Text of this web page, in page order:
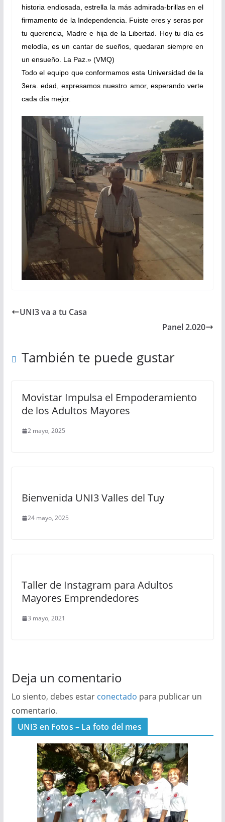
historia endiosada, estrella la más admirada-brillas en el
firmamento de la Independencia. Fuiste eres y seras por
tu querencia, Madre e hija de la Libertad. Hoy tu día es
melodía, es un cantar de sueños, quedaran siempre en
un ensueño. La Paz.» (VMQ)
Todo el equipo que conformamos esta Universidad de la
3era. edad, expresamos nuestro amor, esperando verte
cada día mejor.
UNI3 va a tu Casa
Panel 2.020
También te puede gustar
Movistar Impulsa el Empoderamiento
de los Adultos Mayores
2 mayo, 2025
Bienvenida UNI3 Valles del Tuy
24 mayo, 2025
Taller de Instagram para Adultos
Mayores Emprendedores
3 mayo, 2021
Deja un comentario
Lo siento, debes estar conectado para publicar un
comentario.
UNI3 en Fotos – La foto del mes